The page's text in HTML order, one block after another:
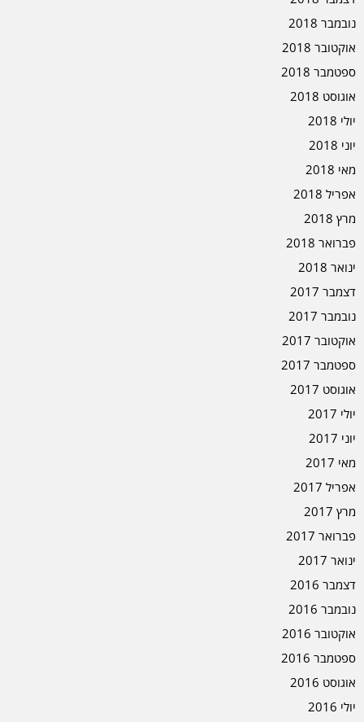
נובמבר 2018
אוקטובר 2018
ספטמבר 2018
אוגוסט 2018
יולי 2018
יוני 2018
מאי 2018
אפריל 2018
מרץ 2018
פברואר 2018
ינואר 2018
דצמבר 2017
נובמבר 2017
אוקטובר 2017
ספטמבר 2017
אוגוסט 2017
יולי 2017
יוני 2017
מאי 2017
אפריל 2017
מרץ 2017
פברואר 2017
ינואר 2017
דצמבר 2016
נובמבר 2016
אוקטובר 2016
ספטמבר 2016
אוגוסט 2016
יולי 2016